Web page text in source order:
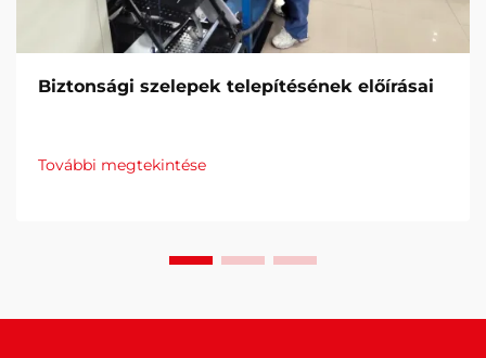
Biztonsági szelepek telepítésének előírásai
További megtekintése